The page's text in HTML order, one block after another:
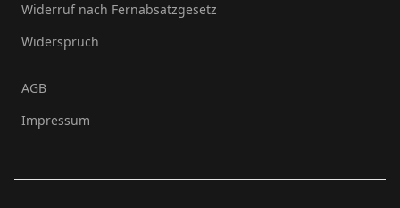
Widerruf nach Fernabsatzgesetz
Widerspruch
AGB
Impressum